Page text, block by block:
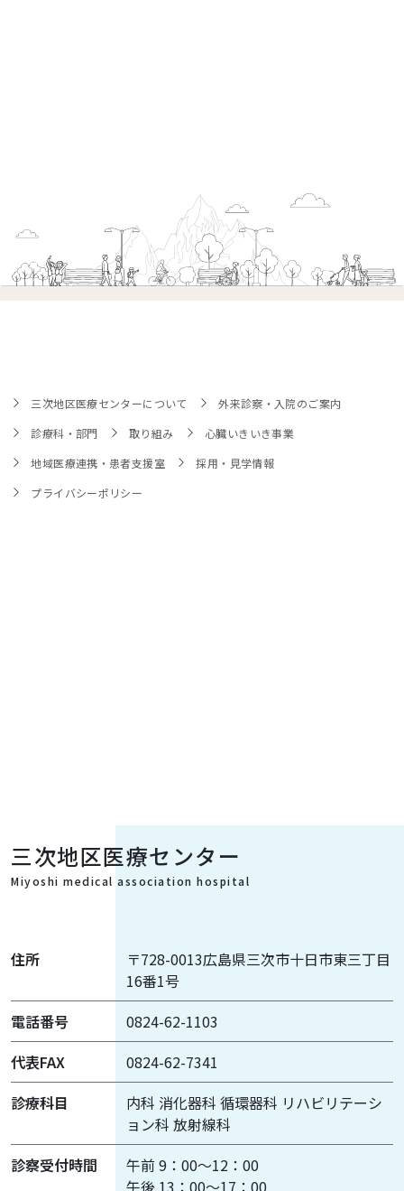
三次地区医療センターについて
外来診察・入院のご案内
診療科・部門
取り組み
心臓いきいき事業
地域医療連携・患者支援室
採用・見学情報
プライバシーポリシー
三次地区医療センター
Miyoshi medical association hospital
住所
〒728-0013広島県三次市十日市東三丁目
16番1号
電話番号
0824-62-1103
代表FAX
0824-62-7341
診療科目
内科 消化器科 循環器科 リハビリテーシ
ョン科 放射線科
診察受付時間
午前 9：00～12：00